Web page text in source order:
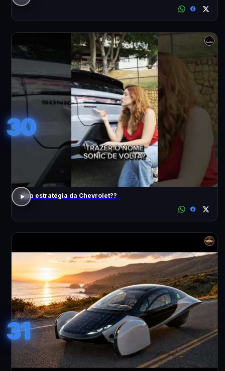
30
Boa estratégia da Chevrolet??
31